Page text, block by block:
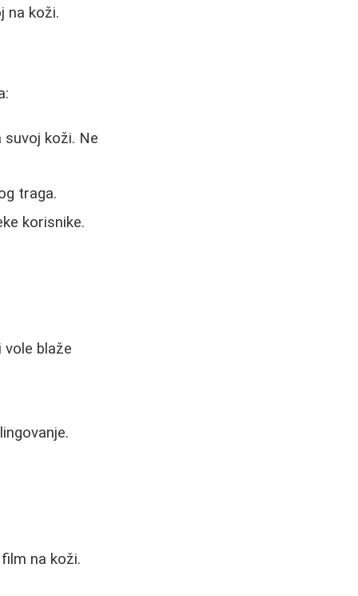
na koži.
koži. Ne
traga.
korisnike.
blaže
na koži.